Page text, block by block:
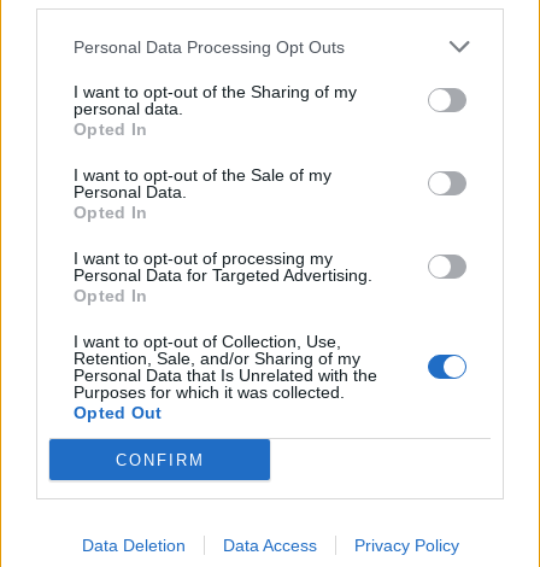
Personal Data Processing Opt Outs
I want to opt-out of the Sharing of my
personal data.
Opted In
I want to opt-out of the Sale of my
Personal Data.
Opted In
I want to opt-out of processing my
Personal Data for Targeted Advertising.
Opted In
I want to opt-out of Collection, Use,
Retention, Sale, and/or Sharing of my
Personal Data that Is Unrelated with the
Purposes for which it was collected.
Opted Out
CONFIRM
Data Deletion Data Access Privacy Policy
Melyik csapat nyeri a székely
rangadót a Szuperliga 5.
fordulójában?
Az FK Csíkszereda otthon tartja mindhárom pontot